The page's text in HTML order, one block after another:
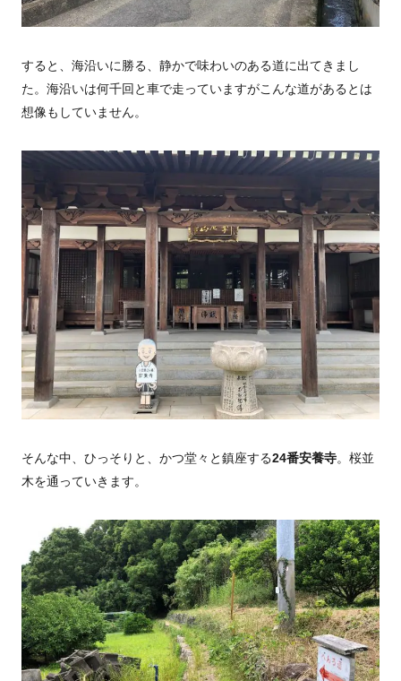
すると、海沿いに勝る、静かで味わいのある道に出てきまし
た。海沿いは何千回と車で走っていますがこんな道があるとは
想像もしていません。
そんな中、ひっそりと、かつ堂々と鎮座する24番安養寺。桜並
木を通っていきます。